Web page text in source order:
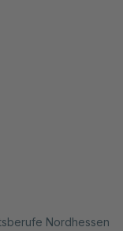
Nordhessen